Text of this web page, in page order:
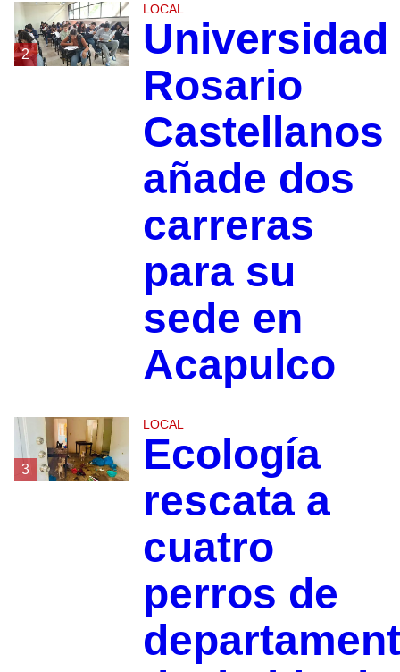
2
LOCAL
Universidad
Rosario
Castellanos
añade dos
carreras
para su
sede en
Acapulco
3
LOCAL
Ecología
rescata a
cuatro
perros de